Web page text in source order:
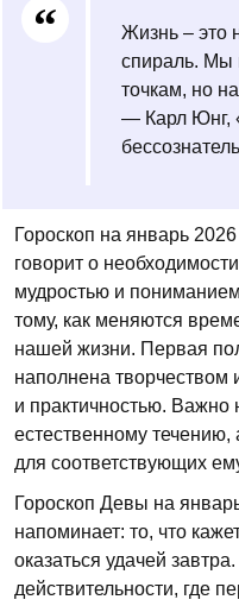
Жизнь – это
спираль. Мы
точкам, но
— Карл Юнг,
Гороскоп на январь
говорит о
мудростью и
тому, как меняются
нашей жизни. Первая
наполнена творчеством
и практичностью. Важно
естественному
для соответствующих
Гороскоп Девы на
напоминает: то, что
оказаться удачей
действительности, где